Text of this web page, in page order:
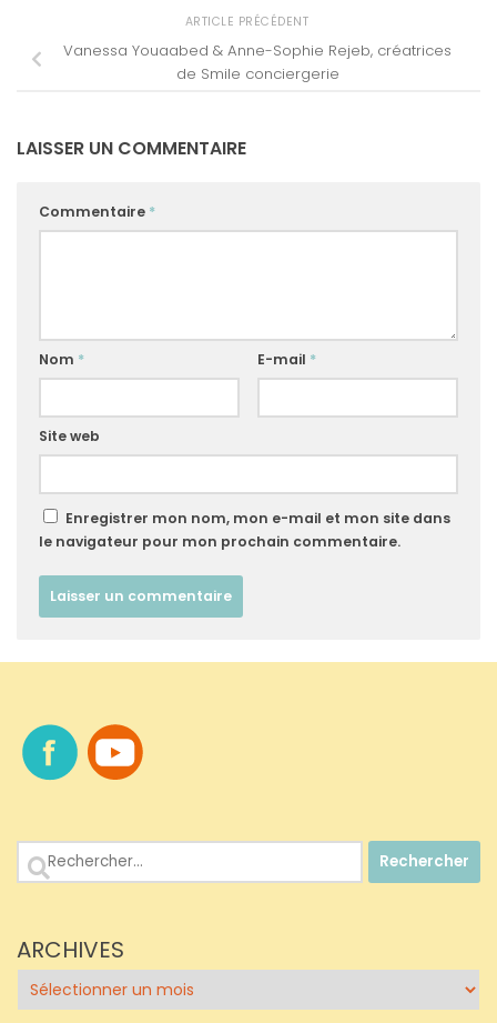
ARTICLE PRÉCÉDENT
Vanessa Youaabed & Anne-Sophie Rejeb, créatrices
de Smile conciergerie
LAISSER UN COMMENTAIRE
Commentaire *
Nom * E-mail *
Site web
Enregistrer mon nom, mon e-mail et mon site dans
le navigateur pour mon prochain commentaire.
Rechercher :
ARCHIVES
Archives